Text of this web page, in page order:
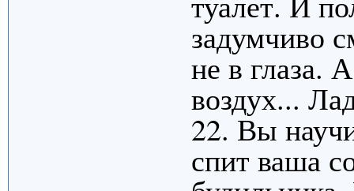
задумчиво
не в глаза.
воздух...
22. Вы
спит ваша